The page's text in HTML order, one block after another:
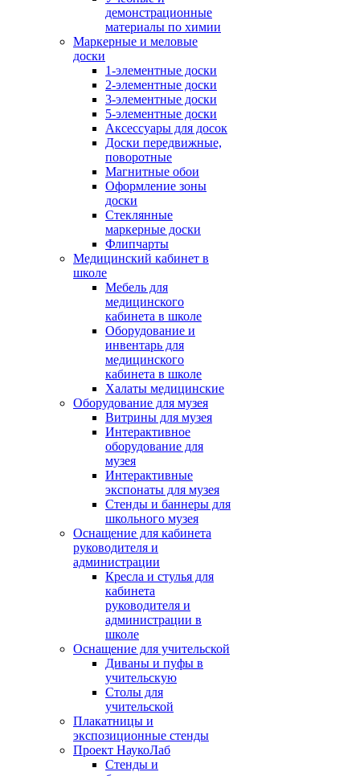
демонстрационные
материалы по химии
Маркерные и меловые
доски
1-элементные доски
2-элементные доски
3-элементные доски
5-элементные доски
Аксессуары для досок
Доски передвижные,
поворотные
Магнитные обои
Оформление зоны
доски
Стеклянные
маркерные доски
Флипчарты
Медицинский кабинет в
школе
Мебель для
медицинского
кабинета в школе
Оборудование и
инвентарь для
медицинского
кабинета в школе
Халаты медицинские
Оборудование для музея
Витрины для музея
Интерактивное
оборудование для
музея
Интерактивные
экспонаты для музея
Стенды и баннеры для
школьного музея
Оснащение для кабинета
руководителя и
администрации
Кресла и стулья для
кабинета
руководителя и
администрации в
школе
Оснащение для учительской
Диваны и пуфы в
учительскую
Столы для
учительской
Плакатницы и
экспозиционные стенды
Проект НаукоЛаб
Стенды и